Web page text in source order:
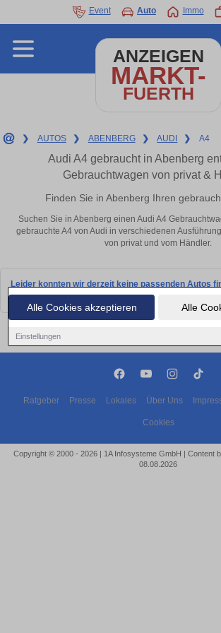
Alle Cookies akzeptieren Alle
Einstellungen
Event Auto Immo
ANZEIGEN
MARKT-
FUERTH
❯ AUTOS ❯ ABENBERG ❯ AUDI ❯ A4
Audi A4 gebraucht in Abenberg
Gebrauchtwagen von privat &
Finden Sie in Abenberg Ihren
Suchen Sie in Abenberg einen Audi A4
gebrauchte A4 von Audi in verschiedenen
von privat und vom Händler.
Leider konnten wir derzeit keine passenden Autos
bald wieder vorbei!
Ratgeber Presse Lokales Über Uns
Cookies
Copyright © 2000 - 2026 | 1A Infosysteme GmbH | Content
08.08.2026